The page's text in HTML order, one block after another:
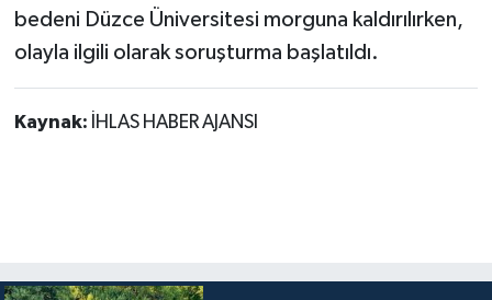
bedeni Düzce Üniversitesi morguna kaldırılırken,
olayla ilgili olarak soruşturma başlatıldı.
Kaynak: İHLAS HABER AJANSI